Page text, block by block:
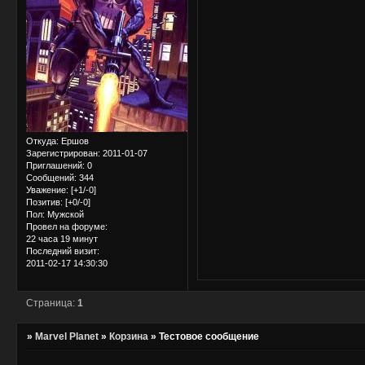
Откуда: Ершов
Зарегистрирован: 2011-01-07
Приглашений: 0
Сообщений: 344
Уважение: [+1/-0]
Позитив: [+0/-0]
Пол: Мужской
Провел на форуме:
22 часа 19 минут
Последний визит:
2011-02-17 14:30:30
Страница:1
» Marvel Planet » Корзина »Тестовое сообщение